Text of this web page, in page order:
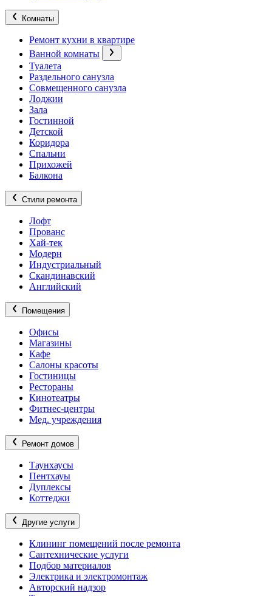
Комнаты
Ремонт кухни в квартире
Ванной комнаты
Туалета
Раздельного санузла
Совмещенного санузла
Лоджии
Зала
Гостинной
Детской
Коридора
Спальни
Прихожей
Балкона
Стили ремонта
Лофт
Прованс
Хай-тек
Модерн
Индустриальный
Скандинавский
Английский
Помещения
Офисы
Магазины
Кафе
Салоны красоты
Гостиницы
Рестораны
Кинотеатры
Фитнес-центры
Мед. учреждения
Ремонт домов
Таунхаусы
Пентхауы
Дуплексы
Коттеджи
Другие услуги
Клининг помещений после ремонта
Сантехнические услуги
Подбор материалов
Электрика и электромонтаж
Авторский надзор